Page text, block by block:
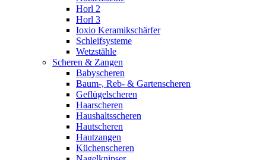
Horl 2
Horl 3
Ioxio Keramikschärfer
Schleifsysteme
Wetzstähle
Scheren & Zangen
Babyscheren
Baum-, Reb- & Gartenscheren
Geflügelscheren
Haarscheren
Haushaltsscheren
Hautscheren
Hautzangen
Küchenscheren